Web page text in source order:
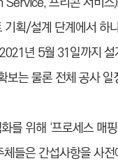
획/설계 단계에서 하
년 5월 31일까지
보는 물론 전체 공사
를 위해 ‘프로세스
들은 간섭사항을 사